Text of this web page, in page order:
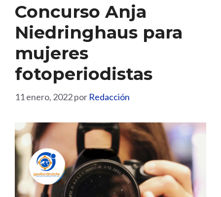
Concurso Anja
Niedringhaus para
mujeres
fotoperiodistas
11 enero, 2022por Redacción